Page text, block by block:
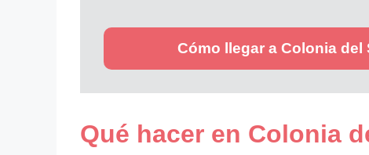
Cómo llegar a Colonia del
Qué hacer en Colonia